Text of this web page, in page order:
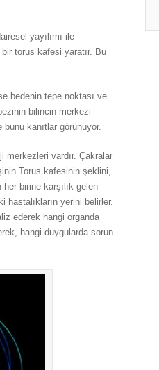
yayılımı ile
torus kafesi yaratır. Bu
bedenin tepe noktası ve
bilincin merkezi
kanıtlar görünüyor.
merkezleri vardır. Çakralar
Torus kafesinin şeklini,
birine karşılık gelen
hastalıkların yerini belirler.
ederek hangi organda
hangi duygularda sorun